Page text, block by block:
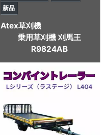
新品
Atex草刈機
乗用草刈機 刈馬王
R9824AB